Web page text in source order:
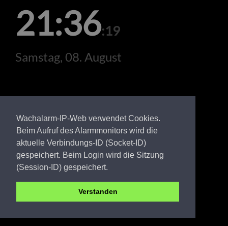
Wachalarm-IP-Web verwendet Cookies.
Beim Aufruf des Alarmmonitors wird die
aktuelle Verbindungs-ID (Socket-ID)
gespeichert. Beim Login wird die Sitzung
(Session-ID) gespeichert.
Verstanden
21:36:19
Samstag, 08. August
LDS FW Zeuthen